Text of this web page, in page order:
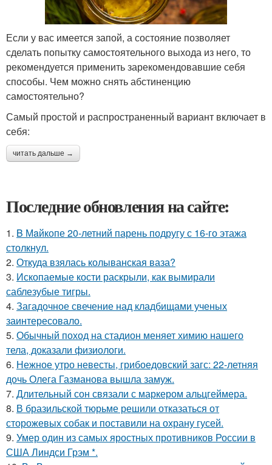
Если у вас имеется запой, а состояние позволяет
сделать попытку самостоятельного выхода из него, то
рекомендуется применить зарекомендовавшие себя
способы. Чем можно снять абстиненцию
самостоятельно?
Самый простой и распространенный вариант включает в
себя:
читать дальше →
Последние обновления на сайте:
1. B Мaйкопе 20-летний парень подругу с 16-го этажа
столкнул.
2. Откуда взялась колыванская ваза?
3. Ископаемые кости раскрыли, как вымирали
саблезубые тигры.
4. Загадочное свечение над кладбищами ученых
заинтересовало.
5. Обычный поход на стадион меняет химию нашего
тела, доказали физиологи.
6. Нежное утро невесты, грибоедовский загс: 22-летняя
дочь Олега Газманова вышла замуж.
7. Длительный сон связали с маркером альцгеймера.
8. В бразильской тюрьме решили отказаться от
сторожевых собак и поставили на охрану гусей.
9. Умер один из самых яростных противников России в
США Линдси Грэм *.